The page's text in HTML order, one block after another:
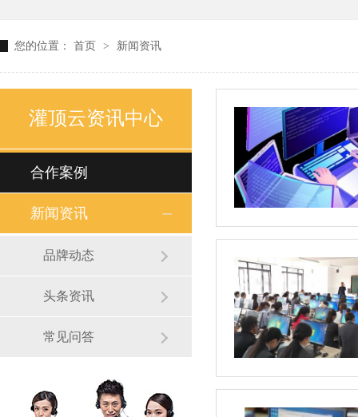
您的位置： 首页 > 新闻资讯
灌顶云资讯中心
合作案例
新闻资讯
品牌动态
头条资讯
常见问答